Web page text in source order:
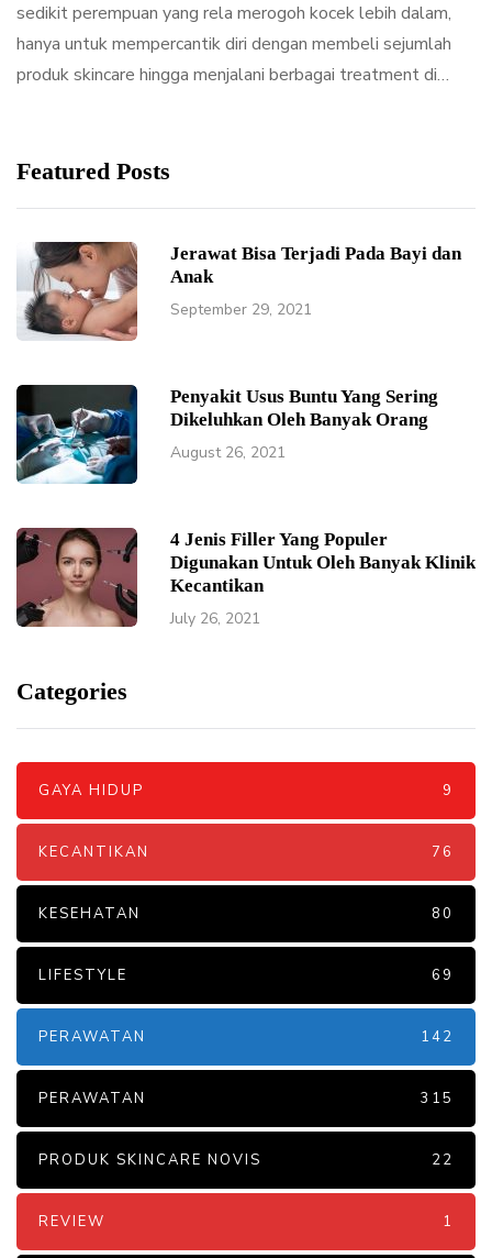
sedikit perempuan yang rela merogoh kocek lebih dalam,
hanya untuk mempercantik diri dengan membeli sejumlah
produk skincare hingga menjalani berbagai treatment di…
Featured Posts
Jerawat Bisa Terjadi Pada Bayi dan
Anak
September 29, 2021
Penyakit Usus Buntu Yang Sering
Dikeluhkan Oleh Banyak Orang
August 26, 2021
4 Jenis Filler Yang Populer
Digunakan Untuk Oleh Banyak Klinik
Kecantikan
July 26, 2021
Categories
GAYA HIDUP 9
KECANTIKAN 76
KESEHATAN 80
LIFESTYLE 69
PERAWATAN 142
PERAWATAN 315
PRODUK SKINCARE NOVIS 22
REVIEW 1